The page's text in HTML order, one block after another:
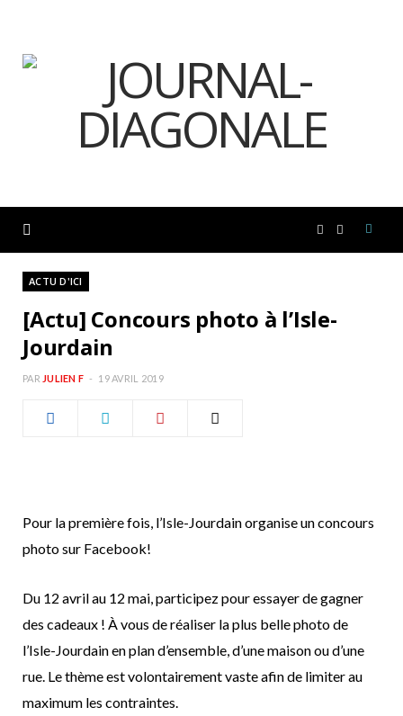
c
m
ACTU D'ICI
[Actu] Concours photo à l’Isle-
Jourdain
PAR JULIEN F 19 AVRIL 2019
Pour la première fois, l’Isle-Jourdain organise un concours
photo sur Facebook!
Du 12 avril au 12 mai, participez pour essayer de gagner
des cadeaux ! À vous de réaliser la plus belle photo de
l’Isle-Jourdain en plan d’ensemble, d’une maison ou d’une
rue. Le thème est volontairement vaste afin de limiter au
maximum les contraintes.